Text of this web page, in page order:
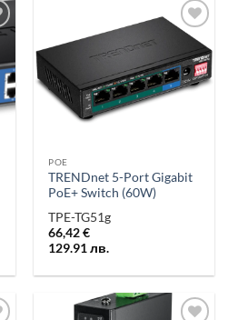
Добави в
„Любими“
POE
TRENDnet 5-Port Gigabit
PoE+ Switch (60W)
TPE-TG51g
66,42€
129.91лв.